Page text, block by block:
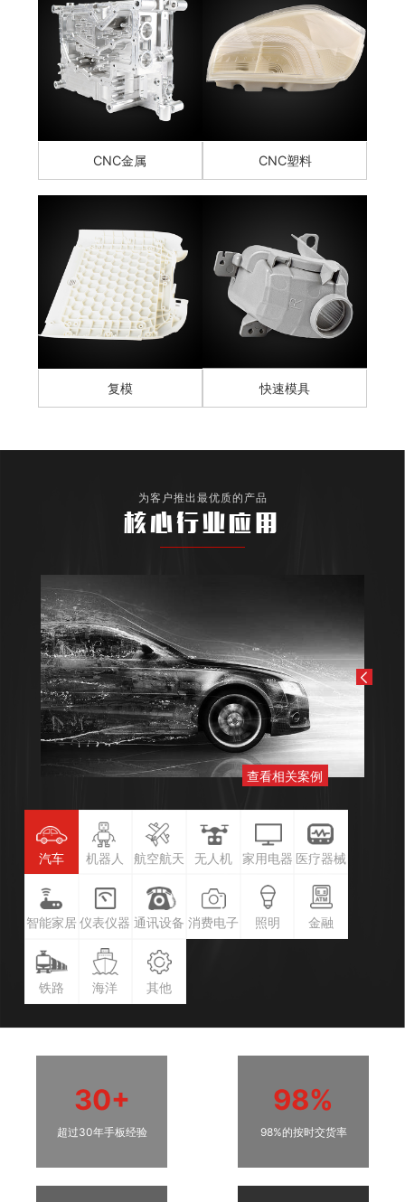
CNC金属 CNC塑料
复模 快速模具
为客户推出最优质的产品
核心行业应用
查看相关案例
汽车 机器人 航空航天 无人机 家用电器 医疗器械
智能家居 仪表仪器 通讯设备 消费电子 照明 金融
铁路 海洋 其他
30+
超过30年手板经验
98%
98%的按时交货率